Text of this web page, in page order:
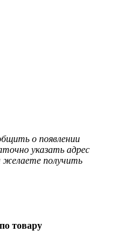
о появлении
указать адрес
получить
товару